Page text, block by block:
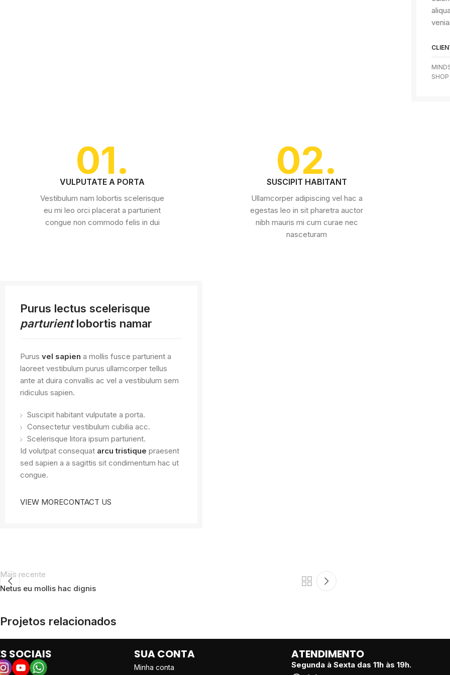
SHOP
01.
VULPUTATE A PORTA
Vestibulum nam lobortis scelerisque
eu mi leo orci placerat a parturient
congue non commodo felis in dui
02.
SUSCIPIT HABITANT
Ullamcorper adipiscing vel hac a
egestas leo in sit pharetra auctor
nibh mauris mi cum curae nec
nasceturam
Purus lectus scelerisque
parturientlobortis namar
Purus vel sapien a mollis fusce parturient a
laoreet vestibulum purus ullamcorper tellus
ante at duira convallis ac vel a vestibulum sem
ridiculus sapien.
Suscipit habitant vulputate a porta.
Consectetur vestibulum cubilia acc.
Scelerisque litora ipsum parturient.
Id volutpat consequat arcu tristique praesent
sed sapien a a sagittis sit condimentum hac ut
congue.
VIEW MORECONTACT US
Mais recente
Netus eu mollis hac dignis
Projetos relacionados
Rhoncus quisque sollicitudin
SOCIAIS SUA CONTA
Minha conta
ATENDIMENTO
Segunda à Sexta das 11h às 19h.